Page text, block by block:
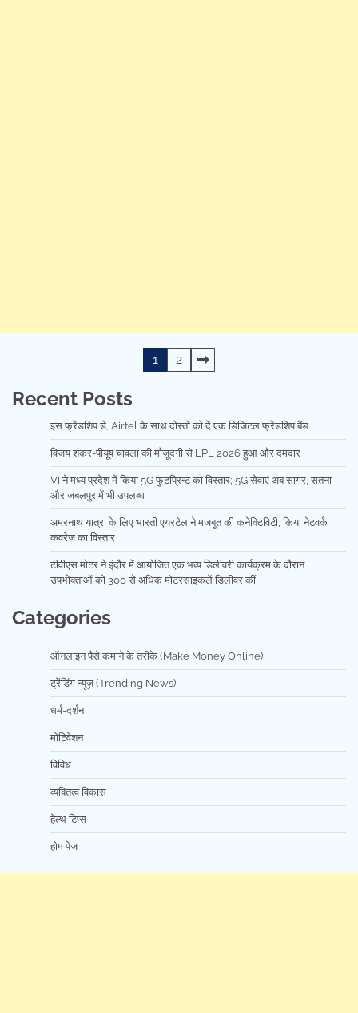
pagination
1 2
Recent Posts
इस फ्रेंडशिप डे, Airtel के साथ दोस्तों को दें एक डिजिटल फ्रेंडशिप बैंड
विजय शंकर-पीयूष चावला की मौजूदगी से LPL 2026 हुआ और दमदार
VI ने मध्य प्रदेश में किया 5G फुटप्रिन्ट का विस्तार; 5G सेवाएं अब सागर, सतना
और जबलपुर में भी उपलब्ध
अमरनाथ यात्रा के लिए भारती एयरटेल ने मजबूत की कनेक्टिविटी, किया नेटवर्क
कवरेज का विस्तार
टीवीएस मोटर ने इंदौर में आयोजित एक भव्य डिलीवरी कार्यक्रम के दौरान
उपभोक्ताओं को 300 से अधिक मोटरसाइकलें डिलीवर कीं
Categories
ऑनलाइन पैसे कमाने के तरीके (Make Money Online)
ट्रेंडिंग न्यूज़ (Trending News)
धर्म-दर्शन
मोटिवेशन
विविध
व्यक्तित्व विकास
हेल्थ टिप्स
होम पेज